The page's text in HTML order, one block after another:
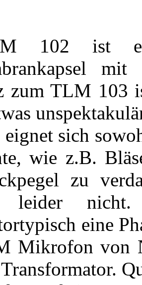
102 ist
zum TLM 103
sich
wie z.B.
zu
nicht.
eine
Mikrofon von